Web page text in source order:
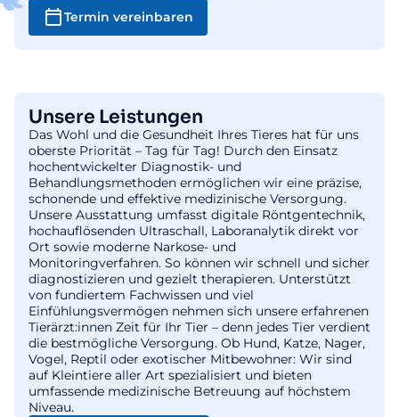
Termin vereinbaren
Unsere Leistungen
Das Wohl und die Gesundheit Ihres Tieres hat für uns
oberste Priorität – Tag für Tag! Durch den Einsatz
hochentwickelter Diagnostik- und
Behandlungsmethoden ermöglichen wir eine präzise,
schonende und effektive medizinische Versorgung.
Unsere Ausstattung umfasst digitale Röntgentechnik,
hochauflösenden Ultraschall, Laboranalytik direkt vor
Ort sowie moderne Narkose- und
Monitoringverfahren. So können wir schnell und sicher
diagnostizieren und gezielt therapieren. Unterstützt
von fundiertem Fachwissen und viel
Einfühlungsvermögen nehmen sich unsere erfahrenen
Tierärzt:innen Zeit für Ihr Tier – denn jedes Tier verdient
die bestmögliche Versorgung. Ob Hund, Katze, Nager,
Vogel, Reptil oder exotischer Mitbewohner: Wir sind
auf Kleintiere aller Art spezialisiert und bieten
umfassende medizinische Betreuung auf höchstem
Niveau.